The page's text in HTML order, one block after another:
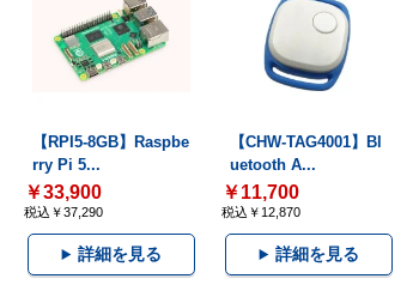
【RPI5-8GB】Raspbe
rry Pi 5...
￥33,900
税込￥37,290
詳細を見る
【CHW-TAG4001】Bl
uetooth A...
￥11,700
税込￥12,870
詳細を見る